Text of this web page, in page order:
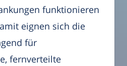
funktionieren
eignen sich die
für
fernverteilte